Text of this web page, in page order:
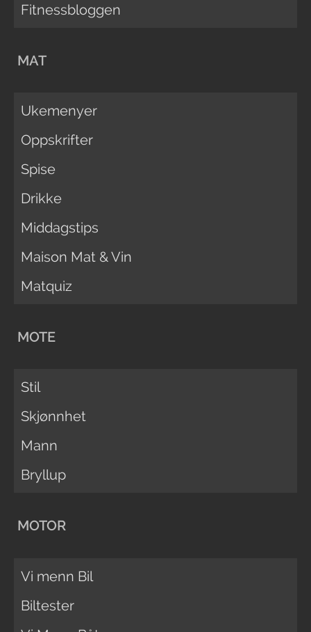
Fitnessbloggen
MAT
Ukemenyer
Oppskrifter
Spise
Drikke
Middagstips
Maison Mat & Vin
Matquiz
MOTE
Stil
Skjønnhet
Mann
Bryllup
MOTOR
Vi menn Bil
Biltester